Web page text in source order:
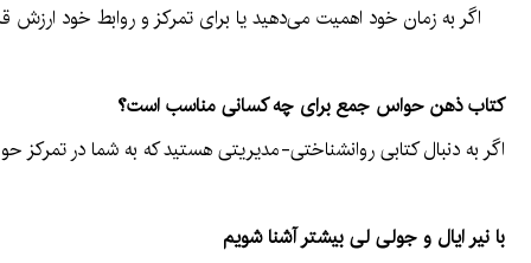
اگر به زمان خود اهمیت می‌دهید یا برای تمرکز و روابط خود
کتاب ذهن حواس جمع برای چه کسانی مناسب است؟
اگر به دنبال کتابی روانشناختی-مدیریتی هستید که به شما در
با نیر ایال و جولی لی بیشتر آشنا شویم